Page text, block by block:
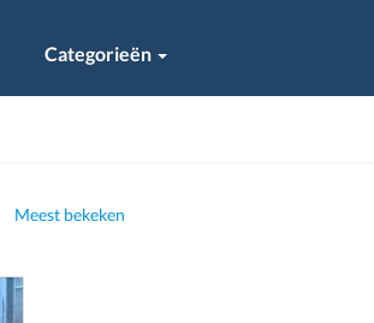
Categorieën
Meest bekeken